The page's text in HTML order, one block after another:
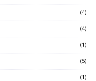
(4)
(4)
(1)
(5)
(1)